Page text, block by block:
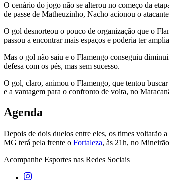
O cenário do jogo não se alterou no começo da
de passe de Matheuzinho, Nacho acionou o
O gol desnorteou o pouco de organização que o
passou a encontrar mais espaços e poderia ter
Mas o gol não saiu e o Flamengo conseguiu
defesa com os pés, mas sem sucesso.
O gol, claro, animou o Flamengo, que tentou
e a vantagem para o confronto de volta, no
Agenda
Depois de dois duelos entre eles, os times voltarão
MG terá pela frente o Fortaleza, às 21h, no
Acompanhe Esportes nas Redes Sociais